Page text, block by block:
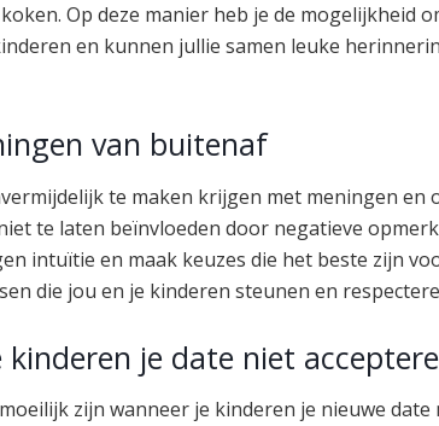
Op deze manier heb je de mogelijkheid
en kunnen jullie samen leuke
van buitenaf
te maken krijgen met meningen en
te laten beïnvloeden door negatieve
intuïtie en maak keuzes die het beste zijn
die jou en je kinderen steunen en
je date niet
zijn wanneer je kinderen je nieuwe date